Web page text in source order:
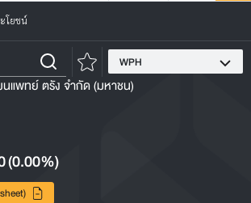
โยชน์
WPH
แพทย์ ตรัง จำกัด (มหาชน)
(0.00%)